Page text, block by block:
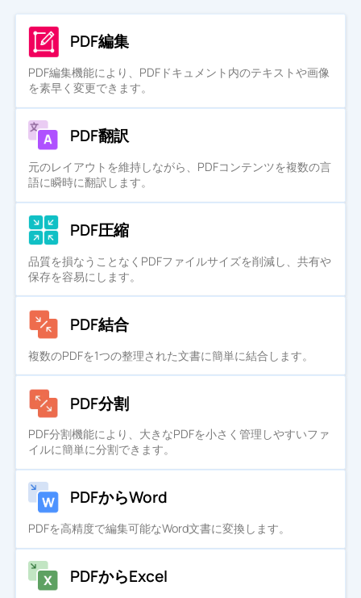
PDF編集
PDF編集機能により、PDFドキュメント内のテキストや画像
を素早く変更できます。
PDF翻訳
元のレイアウトを維持しながら、PDFコンテンツを複数の言
語に瞬時に翻訳します。
PDF圧縮
品質を損なうことなくPDFファイルサイズを削減し、共有や
保存を容易にします。
PDF結合
複数のPDFを1つの整理された文書に簡単に結合します。
PDF分割
PDF分割機能により、大きなPDFを小さく管理しやすいファ
イルに簡単に分割できます。
PDFからWord
PDFを高精度で編集可能なWord文書に変換します。
PDFからExcel